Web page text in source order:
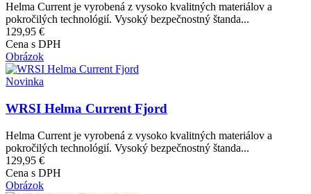
Helma Current je vyrobená z vysoko kvalitných materiálov a
pokročilých technológií. Vysoký bezpečnostný štanda...
129,95 €
Cena s DPH
Obrázok
Novinka
WRSI Helma Current Fjord
Helma Current je vyrobená z vysoko kvalitných materiálov a
pokročilých technológií. Vysoký bezpečnostný štanda...
129,95 €
Cena s DPH
Obrázok